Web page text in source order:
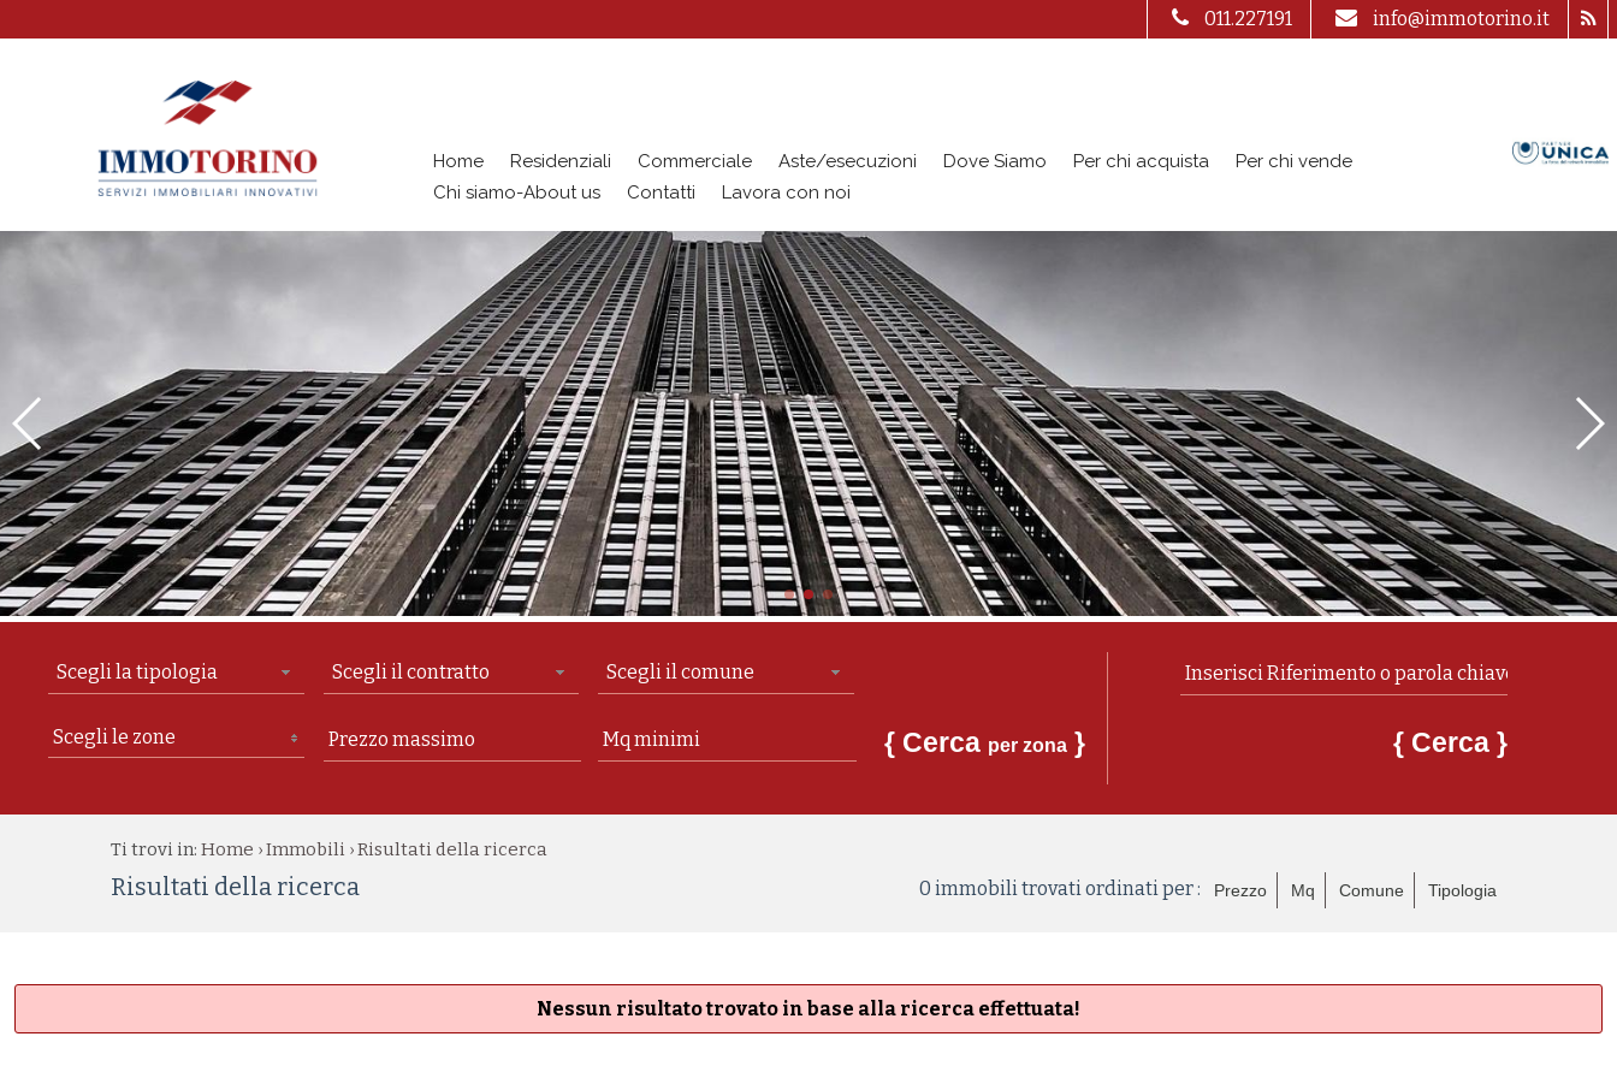
Home Residenziali Commerciale Aste/esecuzioni Dove Siamo Per chi acquista
Per chi vende
Chi siamo-About us
Contatti Lavora con noi
info@immotorino.it
011.227191
Scegli la tipologia Scegli il contratto Scegli il comune
Scegli le zone { Cerca per zona } { Cerca }
Ti trovi in: Home ›Immobili ›Risultati della ricerca
Risultati della ricerca 0 immobili trovati ordinati per : Prezzo Mq Comune Tipologia
Nessun risultato trovato in base alla ricerca effettuata!